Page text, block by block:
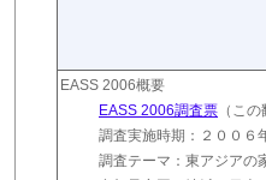
EASS 2006概要
EASS 2006調査票 （こ
調査実施時期：２００６
調査テーマ：東アジアの